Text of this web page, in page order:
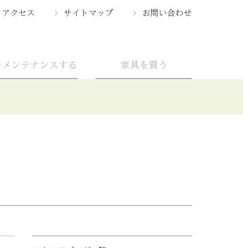
メンテナンスする 家具を買う
アクセス サイトマップ お問い合わせ